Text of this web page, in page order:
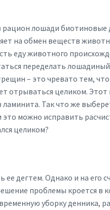
рацион лошади биотиновые
на обмен веществ
еду животного
переделать
– это чревато тем,
отрываться целиком. Этот
ламинита. Так что же
можно исправить
целиком?
дегтем. Однако и на его
проблемы кроется в
уборку денника,